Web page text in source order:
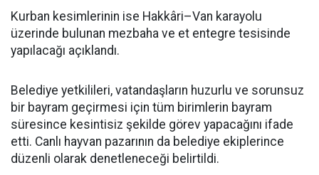
Kurban kesimlerinin ise Hakkâri–Van karayolu
üzerinde bulunan mezbaha ve et entegre tesisinde
yapılacağı açıklandı.
Belediye yetkilileri, vatandaşların huzurlu ve sorunsuz
bir bayram geçirmesi için tüm birimlerin bayram
süresince kesintisiz şekilde görev yapacağını ifade
etti. Canlı hayvan pazarının da belediye ekiplerince
düzenli olarak denetleneceği belirtildi.